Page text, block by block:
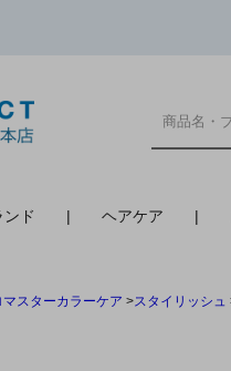
ンド ヘアケア
マスターカラーケア スタイリッシュ